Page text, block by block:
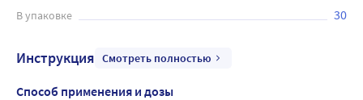
В упаковке 30
Инструкция Смотреть полностью
Способ применения и дозы